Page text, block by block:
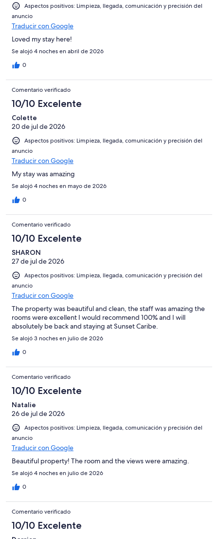
Horrible
Aspectos positivos: Limpieza, llegada, comunicación y precisión del
anuncio
Traducir con Google
Loved my stay here!
Se alojó 4 noches en abril de 2026
0
Comentario verificado
10/10 Excelente
Colette
20 de jul de 2026
Aspectos positivos: Limpieza, llegada, comunicación y precisión del
anuncio
Traducir con Google
My stay was amazing
Se alojó 4 noches en mayo de 2026
0
Comentario verificado
10/10 Excelente
SHARON
27 de jul de 2026
Aspectos positivos: Limpieza, llegada, comunicación y precisión del
anuncio
Traducir con Google
The property was beautiful and clean, the staff was amazing the
rooms were excellent I would recommend 100% and I will
absolutely be back and staying at Sunset Caribe.
Se alojó 3 noches en julio de 2026
0
Comentario verificado
10/10 Excelente
Natalie
26 de jul de 2026
Aspectos positivos: Limpieza, llegada, comunicación y precisión del
anuncio
Traducir con Google
Beautiful property! The room and the views were amazing.
Se alojó 4 noches en julio de 2026
0
Comentario verificado
10/10 Excelente